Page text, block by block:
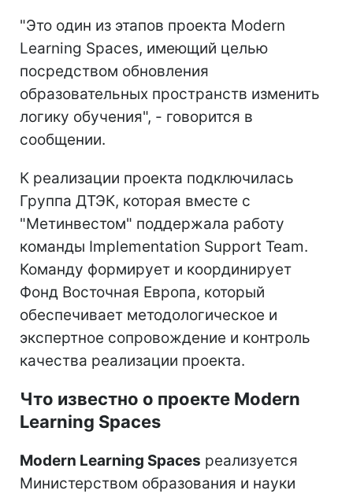
"Это один из этапов проекта Modern
Learning Spaces, имеющий целью
посредством обновления
образовательных пространств изменить
логику обучения", - говорится в
сообщении.
К реализации проекта подключилась
Группа ДТЭК, которая вместе с
"Метинвестом" поддержала работу
команды Implementation Support Team.
Команду формирует и координирует
Фонд Восточная Европа, который
обеспечивает методологическое и
экспертное сопровождение и контроль
качества реализации проекта.
Что известно о проекте Modern
Learning Spaces
Modern Learning Spaces реализуется
Министерством образования и науки